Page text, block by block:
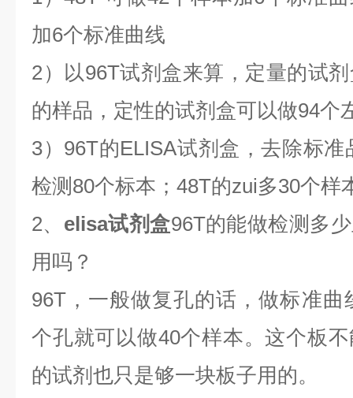
加6个标准曲线
2）以96T试剂盒来算，定量的试
的样品，定性的试剂盒可以做94个
3）96T的ELISA试剂盒，去除标
检测80个标本；48T的zui多30个样
2、 elisa试剂盒96T的能做检测多
用吗？
96T，一般做复孔的话，做标准曲
个孔就可以做40个样本。这个板
的试剂也只是够一块板子用的。